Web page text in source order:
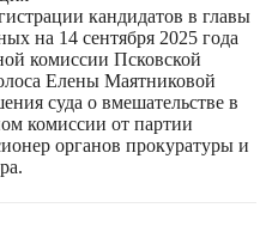
кандидатов в главы
на 14 сентября 2025 года
комиссии Псковской
Елены Маятниковой
суда о вмешательстве в
комиссии от партии
органов прокуратуры и